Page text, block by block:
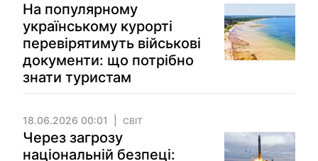
На популярному
українському курорті
перевірятимуть військові
документи: що потрібно
знати туристам
18.06.2026 00:01 СВІТ
Через загрозу
національній безпеці: